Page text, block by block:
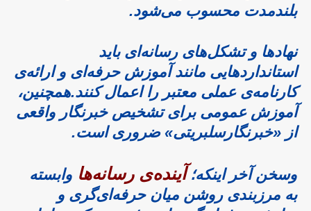
بلندمدت محسوب می‌شود.
نهادها و تشکل‌های رسانه‌ای باید
استانداردهایی مانند آموزش حرفه‌ای و ارائه‌ی
کارنامه‌ی عملی معتبر را اعمال کنند.همچنین،
آموزش عمومی برای تشخیص خبرنگار واقعی
از «خبرنگارسلبریتی» ضروری است.
وسخن آخر اینکه؛آینده‌ی رسانه‌ها وابسته
به مرزبندی روشن میان حرفه‌ای‌گری و